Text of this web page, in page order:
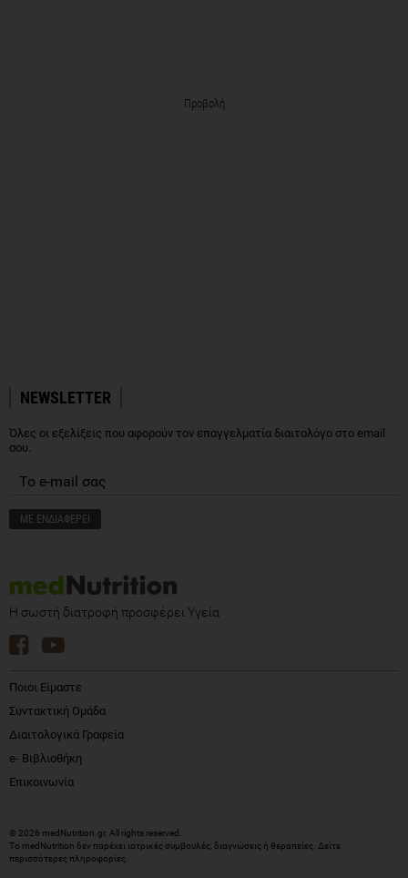
Προβολή
NEWSLETTER
Όλες οι εξελίξεις που αφορούν τον επαγγελματία διαιτολόγο στο email
σου.
Η σωστή διατροφή προσφέρει Υγεία
Ποιοι Είμαστε
Συντακτική Ομάδα
Διαιτολογικά Γραφεία
e- Βιβλιοθήκη
Επικοινωνία
© 2026 medNutrition.gr. All rights reserved.
Το medNutrition δεν παρέχει ιατρικές συμβουλές, διαγνώσεις ή θεραπείες. Δείτε
περισσότερες πληροφορίες